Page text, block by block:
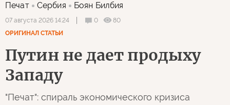
Печат Сербия Боян Билбия
07 августа 2026 14:24 0
80
ОРИГИНАЛ СТАТЬИ
Путин не дает продыху
Западу
"Печат": спираль экономического кризиса